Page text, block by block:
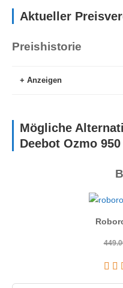
Aktueller
Preishistorie
Anzeigen
Mögliche
Deebot Ozmo 950